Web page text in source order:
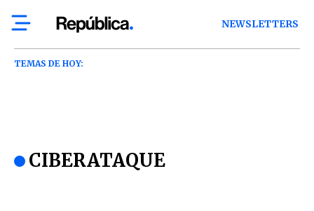
NEWSLETTERS
TEMAS DE HOY:
CIBERATAQUE